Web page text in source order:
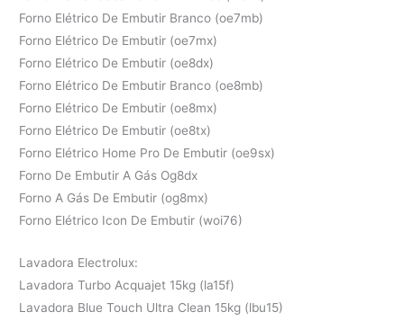
Forno Elétrico De Embutir Branco (oe7mb)
Forno Elétrico De Embutir (oe7mx)
Forno Elétrico De Embutir (oe8dx)
Forno Elétrico De Embutir Branco (oe8mb)
Forno Elétrico De Embutir (oe8mx)
Forno Elétrico De Embutir (oe8tx)
Forno Elétrico Home Pro De Embutir (oe9sx)
Forno De Embutir A Gás Og8dx
Forno A Gás De Embutir (og8mx)
Forno Elétrico Icon De Embutir (woi76)
Lavadora Electrolux:
Lavadora Turbo Acquajet 15kg (la15f)
Lavadora Blue Touch Ultra Clean 15kg (lbu15)